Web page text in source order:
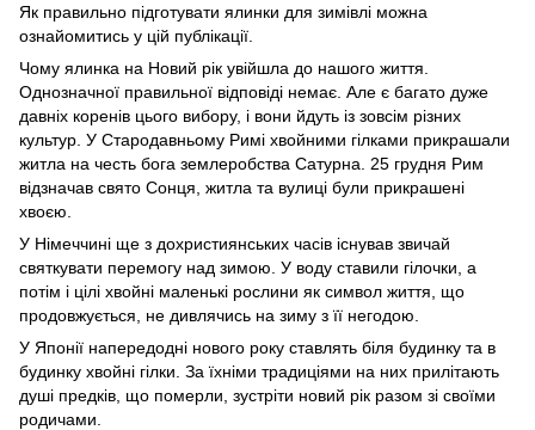
Як правильно підготувати ялинки для зимівлі можна
ознайомитись у цій публікації.
Чому ялинка на Новий рік увійшла до нашого життя.
Однозначної правильної відповіді немає. Але є багато дуже
давніх коренів цього вибору, і вони йдуть із зовсім різних
культур. У Стародавньому Римі хвойними гілками прикрашали
житла на честь бога землеробства Сатурна. 25 грудня Рим
відзначав свято Сонця, житла та вулиці були прикрашені
хвоєю.
У Німеччині ще з дохристиянських часів існував звичай
святкувати перемогу над зимою. У воду ставили гілочки, а
потім і цілі хвойні маленькі рослини як символ життя, що
продовжується, не дивлячись на зиму з її негодою.
У Японії напередодні нового року ставлять біля будинку та в
будинку хвойні гілки. За їхніми традиціями на них прилітають
душі предків, що померли, зустріти новий рік разом зі своїми
родичами.